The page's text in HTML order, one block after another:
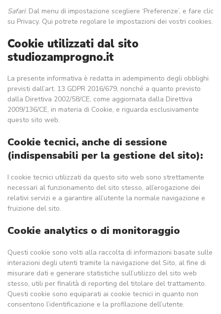
Safari: Dal menu di impostazione scegliere ‘Preferenze’, e fare clic
su Privacy. Qui potrete regolare le impostazioni dei vostri cookies.
Cookie utilizzati dal sito
studiozamprogno.it
La presente informativa è redatta in adempimento degli obblighi
previsti dall’art. 13 GDPR 2016/679, nonché a quanto previsto
dalla Direttiva 2002/58/CE, come aggiornata dalla Direttiva
2009/136/CE, in materia di Cookie, e riguarda esclusivamente
questo sito web.
Cookie tecnici, anche di sessione
(indispensabili per la gestione del sito):
I cookie tecnici utilizzati da questo sito web sono strettamente
necessari al funzionamento del sito stesso, all’erogazione dei
relativi servizi e a garantire all’utente la normale navigazione e
fruizione del sito.
Cookie analytics o di monitoraggio
Questi cookie sono volti alla raccolta di informazioni basate sulle
interazioni degli utenti tramite la navigazione del Sito, al fine di
misurare dati e generare statistiche sull’utilizzo del sito web
stesso, utili per finalità di reporting del titolare del trattamento.
Questi cookie sono equiparati ai cookie tecnici in quanto non
consentono l’identificazione e la profilazione dell’utente.